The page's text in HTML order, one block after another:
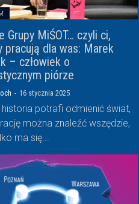
Grupy MiŚOT… czyli ci,
pracują dla was: Marek
– człowiek o
piórze
- 16 stycznia 2025
historia potrafi odmienić świat,
można znaleźć wszędzie,
ma się...